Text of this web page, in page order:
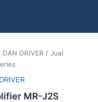
DRIVER / Jual
MR-J2S